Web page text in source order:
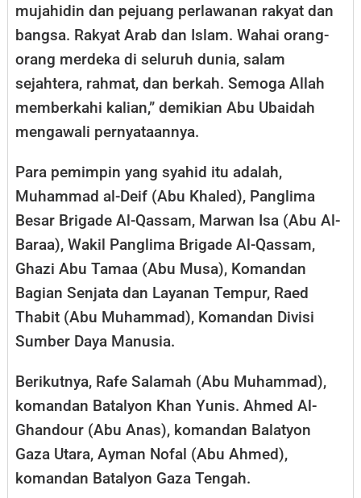
mujahidin dan pejuang perlawanan rakyat dan
bangsa. Rakyat Arab dan Islam. Wahai orang-
orang merdeka di seluruh dunia, salam
sejahtera, rahmat, dan berkah. Semoga Allah
memberkahi kalian,” demikian Abu Ubaidah
mengawali pernyataannya.
Para pemimpin yang syahid itu adalah,
Muhammad al-Deif (Abu Khaled), Panglima
Besar Brigade Al-Qassam, Marwan Isa (Abu Al-
Baraa), Wakil Panglima Brigade Al-Qassam,
Ghazi Abu Tamaa (Abu Musa), Komandan
Bagian Senjata dan Layanan Tempur, Raed
Thabit (Abu Muhammad), Komandan Divisi
Sumber Daya Manusia.
Berikutnya, Rafe Salamah (Abu Muhammad),
komandan Batalyon Khan Yunis. Ahmed Al-
Ghandour (Abu Anas), komandan Balatyon
Gaza Utara, Ayman Nofal (Abu Ahmed),
komandan Batalyon Gaza Tengah.